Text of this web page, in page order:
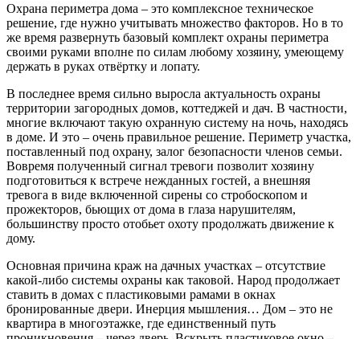
Охрана периметра дома – это комплексное техническое
решение, где нужно учитывать множество факторов. Но в то
же время развернуть базовый комплект охраны периметра
своими руками вполне по силам любому хозяину, умеющему
держать в руках отвёртку и лопату.
В последнее время сильно выросла актуальность охраны
территории загородных домов, коттеджей и дач. В частности,
многие включают такую охранную систему на ночь, находясь
в доме. И это – очень правильное решение. Периметр участка,
поставленный под охрану, залог безопасности членов семьи.
Вовремя полученный сигнал тревоги позволит хозяину
подготовиться к встрече нежданных гостей, а внешняя
тревога в виде включенной сирены со стробоскопом и
прожекторов, бьющих от дома в глаза нарушителям,
большинству просто отобьет охоту продолжать движение к
дому.
Основная причина краж на дачных участках – отсутствие
какой-либо системы охраны как таковой. Народ продолжает
ставить в домах с пластиковыми рамами в окнах
бронированные двери. Инерция мышления… Дом – это не
квартира в многоэтажке, где единственный путь